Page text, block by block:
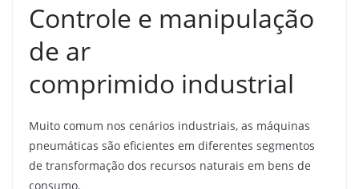
Controle e manipulação
de ar
comprimido industrial
Muito comum nos cenários industriais, as máquinas
pneumáticas são eficientes em diferentes segmentos
de transformação dos recursos naturais em bens de
consumo.